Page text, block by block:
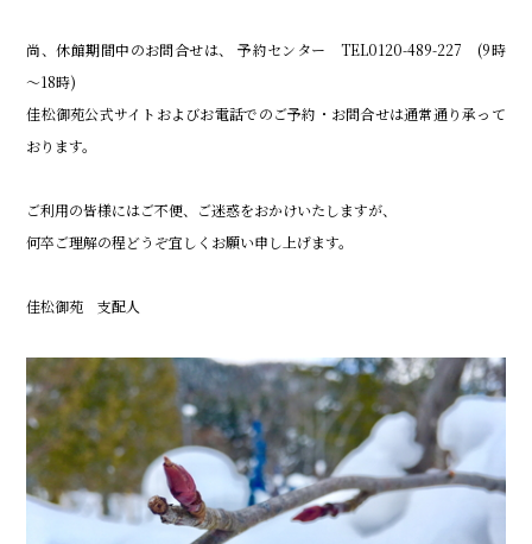
尚、休館期間中のお問合せは、 予約センター TEL0120-489-227 (9時
～18時)
佳松御苑公式サイトおよびお電話でのご予約・お問合せは通常通り承って
おります。
ご利用の皆様にはご不便、ご迷惑をおかけいたしますが、
何卒ご理解の程どうぞ宜しくお願い申し上げます。
佳松御苑 支配人